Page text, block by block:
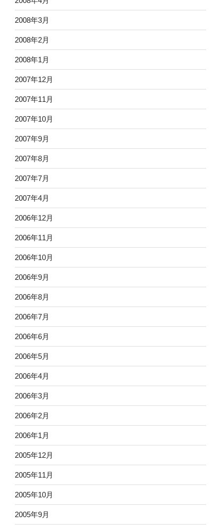
2008年3月
2008年2月
2008年1月
2007年12月
2007年11月
2007年10月
2007年9月
2007年8月
2007年7月
2007年4月
2006年12月
2006年11月
2006年10月
2006年9月
2006年8月
2006年7月
2006年6月
2006年5月
2006年4月
2006年3月
2006年2月
2006年1月
2005年12月
2005年11月
2005年10月
2005年9月